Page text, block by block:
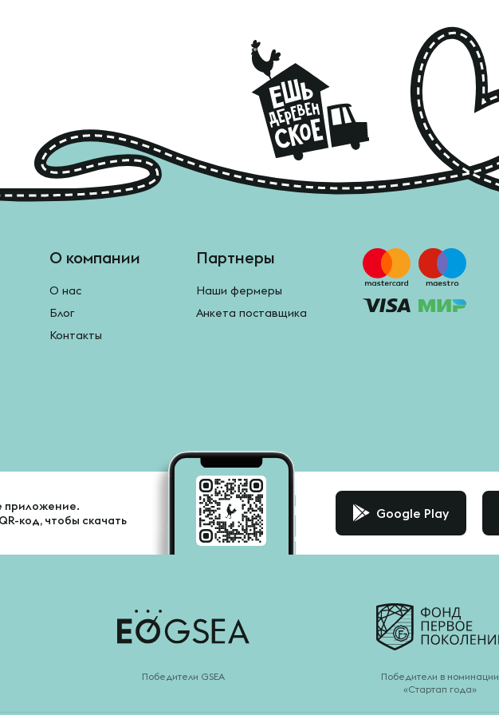
О компании
О нас
Блог
Контакты
Партнеры
Наши фермеры
Анкета поставщика
приложение.
код, чтобы скачать
Google Play
Победители GSEA
Победители в номинации
«Стартап года»